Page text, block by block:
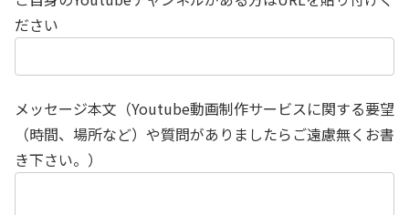
ださい
メッセージ本文（Youtube動画制作サービスに関する要望
（時間、場所など）や質問がありましたらご遠慮無くお書
き下さい。）